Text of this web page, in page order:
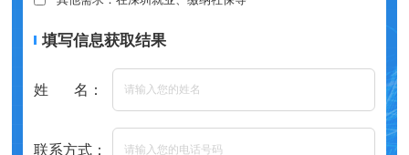
填写信息获取结果
姓 名：
联系方式：